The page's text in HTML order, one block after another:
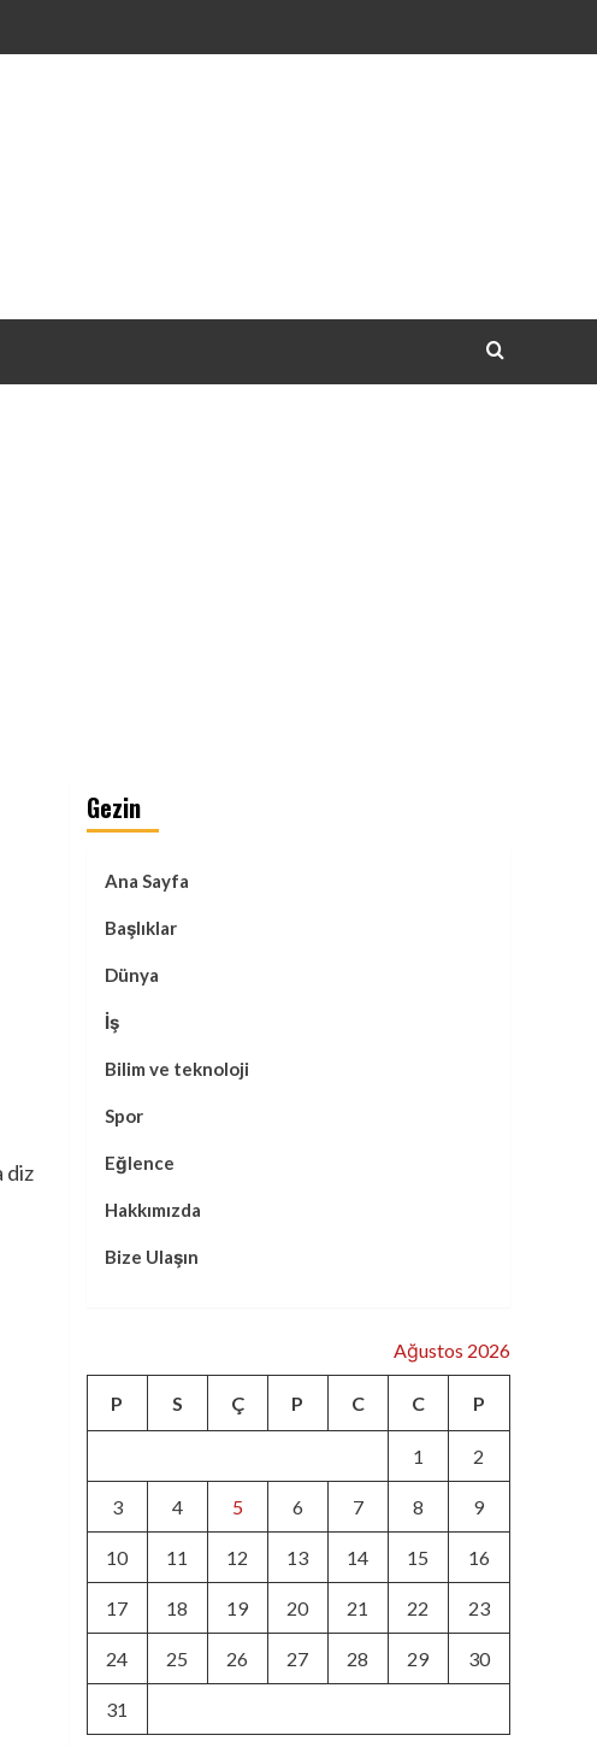
Gezin
Ana Sayfa
Başlıklar
Dünya
İş
Bilim ve teknoloji
Spor
Eğlence
Hakkımızda
Bize Ulaşın
Ağustos 2026
P S Ç P C C P
1 2
3 4 5 6 7 8 9
10 11 12 13 14 15 16
17 18 19 20 21 22 23
24 25 26 27 28 29 30
31